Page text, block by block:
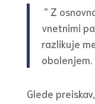
” Z
vnetnimi
razlikuje
obolenjem.
Glede